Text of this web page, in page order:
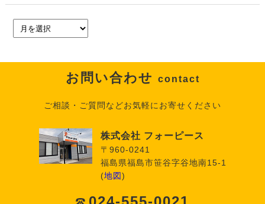
お問い合わせ contact
ご相談・ご質問などお気軽にお寄せください
株式会社 フォーピース
〒960-0241
福島県福島市笹谷字谷地南15-1
(地図)